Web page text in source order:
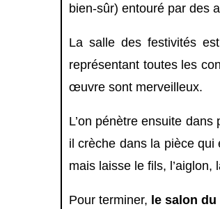
bien-sûr) entouré par des
La salle des festivités
représentant toutes les
œuvre sont merveilleux.
L’on pénètre ensuite
il crèche dans la pièce
mais laisse le fils,
Pour terminer, le salon